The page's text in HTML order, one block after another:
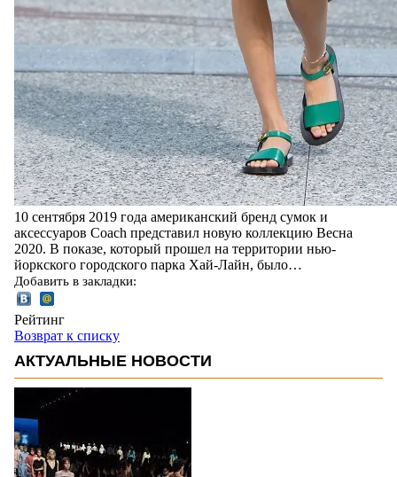
10 сентября 2019 года американский бренд сумок и
аксессуаров Coach представил новую коллекцию Весна
2020. В показе, который прошел на территории нью-
йоркского городского парка Хай-Лайн, было…
Добавить в закладки:
Рейтинг
Возврат к списку
АКТУАЛЬНЫЕ НОВОСТИ